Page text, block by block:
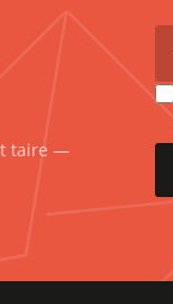
taire —